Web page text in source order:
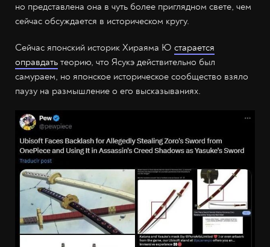
но представлена она в чуть более приглядном свете, чем
сейчас обсуждается в историческом кругу.
Сейчас японский историк Хираяма Ю старается
оправдать теорию, что Ясукэ действительно был
самураем, но японское историческое сообщество взяло
паузу на размышление о его высказываниях.